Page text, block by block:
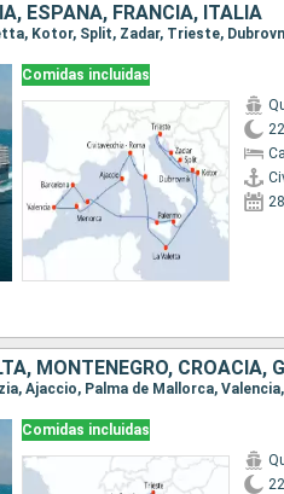
ESPAÑA, FRANCIA, ITALIA
Comidas incluidas
MONTENEGRO, CROACIA,
Comidas incluidas